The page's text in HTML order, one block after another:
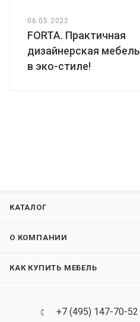
06.05.2022
FORTA. Практичная
дизайнерская мебель
в эко-стиле!
КАТАЛОГ
О КОМПАНИИ
КАК КУПИТЬ МЕБЕЛЬ
+7 (495) 147-70-52